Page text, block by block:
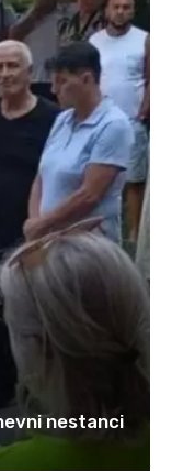
nestanci